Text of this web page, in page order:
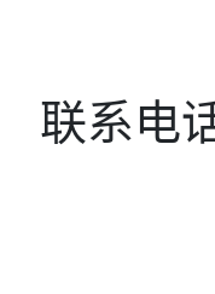
联系电